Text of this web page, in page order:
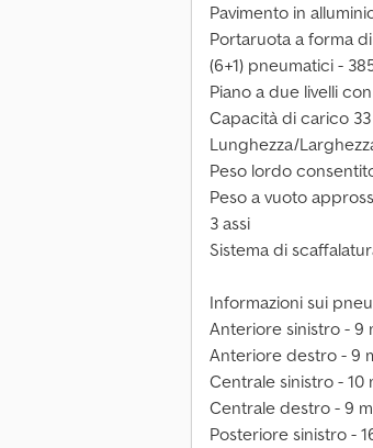
Pavimento in
Portaruota a forma
(6+1) pneumatici -
Piano a due livelli
Capacità di carico
Lunghezza/
Peso lordo
Peso a vuoto
3 assi
Sistema di
Informazioni sui
Anteriore sinistro - 9
Anteriore destro - 9
Centrale sinistro - 10
Centrale destro - 9
Posteriore sinistro -